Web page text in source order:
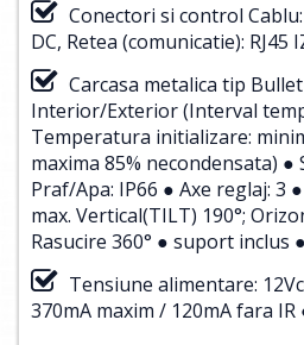
Conectori si control
DC, Retea (comunicatie): RJ45
Carcasa metalica tip
Interior/Exterior (Interval
Temperatura initializare:
maxima 85% necondensata)
Praf/Apa: IP66 ● Axe reglaj: 3
max. Vertical(TILT) 190°;
Rasucire 360° ● suport inclus ●
Tensiune alimentare:
370mA maxim / 120mA fara IR